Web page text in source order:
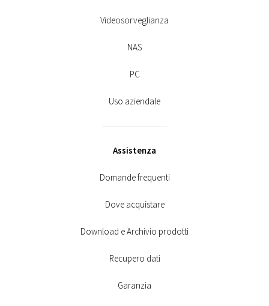
Videosorveglianza
NAS
PC
Uso aziendale
Assistenza
Domande frequenti
Dove acquistare
Download e Archivio prodotti
Recupero dati
Garanzia